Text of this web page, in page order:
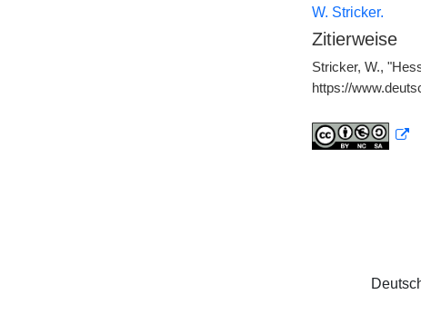
W. Stricker.
Zitierweise
Stricker, W.,
https://